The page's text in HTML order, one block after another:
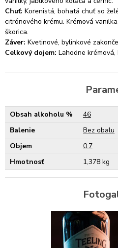
Chuť: Korenistá, bohatá chuť so
citrónového krému. Krémová
škorica.
Záver: Kvetinové, bylinkové
Celkový dojem: Lahodne
Obsah alkoholu %
46
Balenie
Bez obalu
Objem
0.7
Hmotnosť
1,378 kg